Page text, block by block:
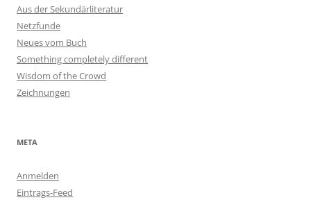
Aus der Sekundärliteratur
Netzfunde
Neues vom Buch
Something completely different
Wisdom of the Crowd
Zeichnungen
META
Anmelden
Eintrags-Feed